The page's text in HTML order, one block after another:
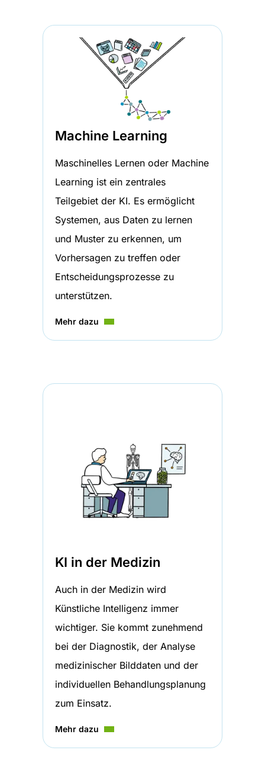
Machine Learning
Maschinelles Lernen oder Machine
Learning ist ein zentrales
Teilgebiet der KI. Es ermöglicht
Systemen, aus Daten zu lernen
und Muster zu erkennen, um
Vorhersagen zu treffen oder
Entscheidungsprozesse zu
unterstützen.
Mehr dazu
KI in der Medizin
Auch in der Medizin wird
Künstliche Intelligenz immer
wichtiger. Sie kommt zunehmend
bei der Diagnostik, der Analyse
medizinischer Bilddaten und der
individuellen Behandlungsplanung
zum Einsatz.
Mehr dazu